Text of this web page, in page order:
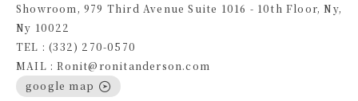
Showroom, 979 Third Avenue Suite 1016 - 10th Floor, Ny,
Ny 10022
TEL : (332) 270-0570
MAIL : Ronit@ronitanderson.com
google map